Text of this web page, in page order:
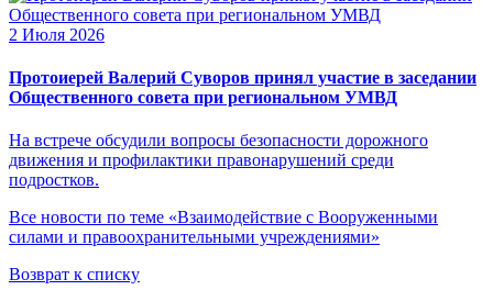
2 Июля 2026
Протоиерей Валерий Суворов принял участие в заседании
Общественного совета при региональном УМВД
На встрече обсудили вопросы безопасности дорожного
движения и профилактики правонарушений среди
подростков.
Все новости по теме «Взаимодействие с Вооруженными
силами и правоохранительными учреждениями»
Возврат к списку